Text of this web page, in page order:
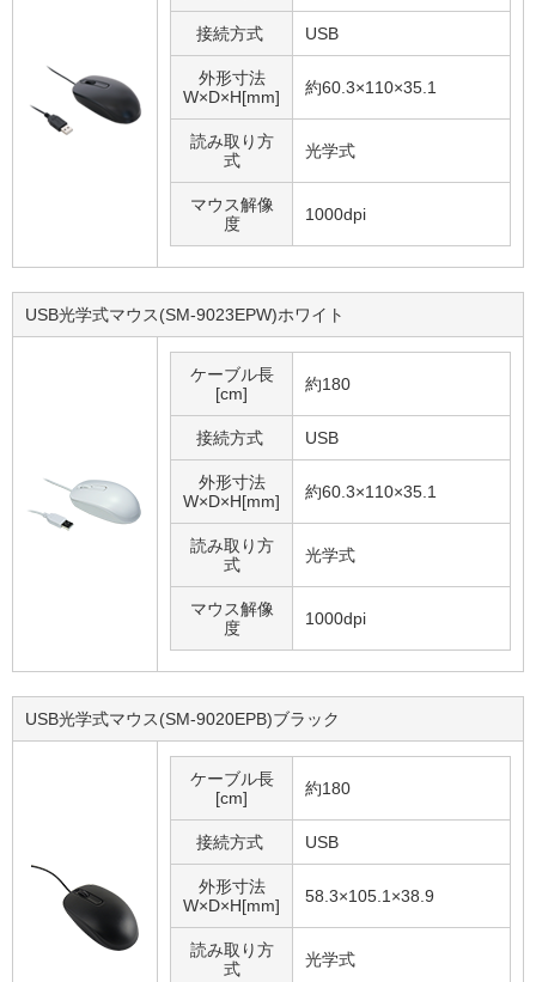
接続方式 USB
外形寸法
W×D×H[mm]
約60.3×110×35.1
読み取り方
式
光学式
マウス解像
度
1000dpi
USB光学式マウス(SM-9023EPW)ホワイト
ケーブル長
[cm]
約180
接続方式 USB
外形寸法
W×D×H[mm]
約60.3×110×35.1
読み取り方
式
光学式
マウス解像
度
1000dpi
USB光学式マウス(SM-9020EPB)ブラック
ケーブル長
[cm]
約180
接続方式 USB
外形寸法
W×D×H[mm]
58.3×105.1×38.9
読み取り方
式
光学式